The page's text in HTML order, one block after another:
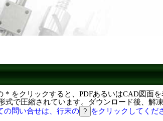
* をクリックすると、PDFあるいはCAD図面を
式で圧縮されています。ダウンロード後、解
問い合せは、行末の
をクリックしてくだ